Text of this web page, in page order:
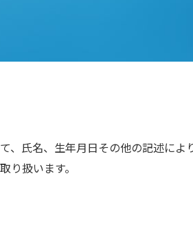
、氏名、生年月日その他の記述によ
扱います。